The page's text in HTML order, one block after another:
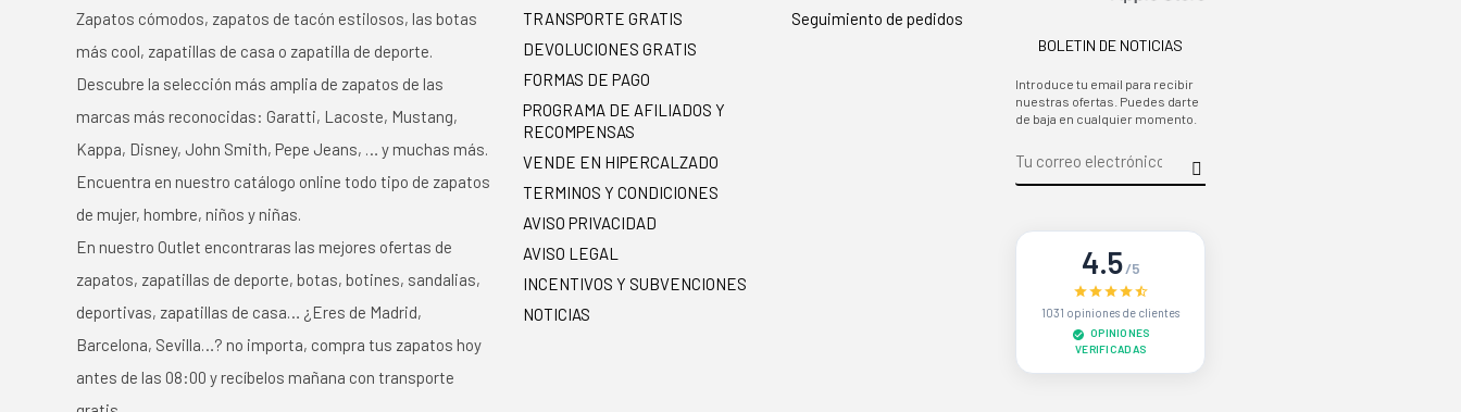
Zapatos cómodos, zapatos de tacón estilosos, las botas
más cool, zapatillas de casa o zapatilla de deporte.
Descubre la selección más amplia de zapatos de las
marcas más reconocidas: Garatti, Lacoste, Mustang,
Kappa, Disney, John Smith, Pepe Jeans, … y muchas más.
Encuentra en nuestro catálogo online todo tipo de zapatos
de mujer, hombre, niños y niñas.
En nuestro Outlet encontraras las mejores ofertas de
zapatos, zapatillas de deporte, botas, botines, sandalias,
deportivas, zapatillas de casa… ¿Eres de Madrid,
Barcelona, Sevilla…? no importa, compra tus zapatos hoy
antes de las 08:00 y recíbelos mañana con transporte
TRANSPORTE GRATIS
DEVOLUCIONES GRATIS
FORMAS DE PAGO
PROGRAMA DE AFILIADOS Y
RECOMPENSAS
VENDE EN HIPERCALZADO
TERMINOS Y CONDICIONES
AVISO PRIVACIDAD
AVISO LEGAL
INCENTIVOS Y SUBVENCIONES
NOTICIAS
Seguimiento de pedidos
BOLETIN DE NOTICIAS
Introduce tu email para recibir
nuestras ofertas. Puedes darte
de baja en cualquier momento.
4.5/5
1031 opiniones de clientes
OPINIONES
VERIFICADAS